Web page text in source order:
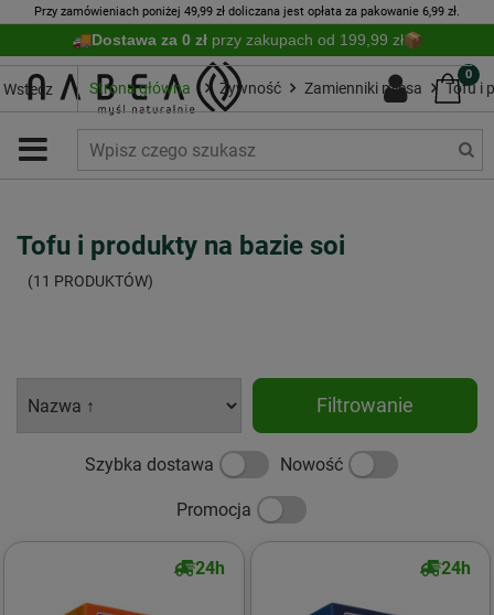
Przy zamówieniach poniżej 49,99 zł doliczana jest opłata za pakowanie 6,99 zł.
Dostawa za 0 zł przy zakupach od 199,99 zł
0
Wstecz Strona główna Żywność Zamienniki mięsa Tofu i
Tofu i produkty na bazie soi
(11 PRODUKTÓW)
Filtrowanie
Szybka dostawa Nowość
Promocja
24h 24h